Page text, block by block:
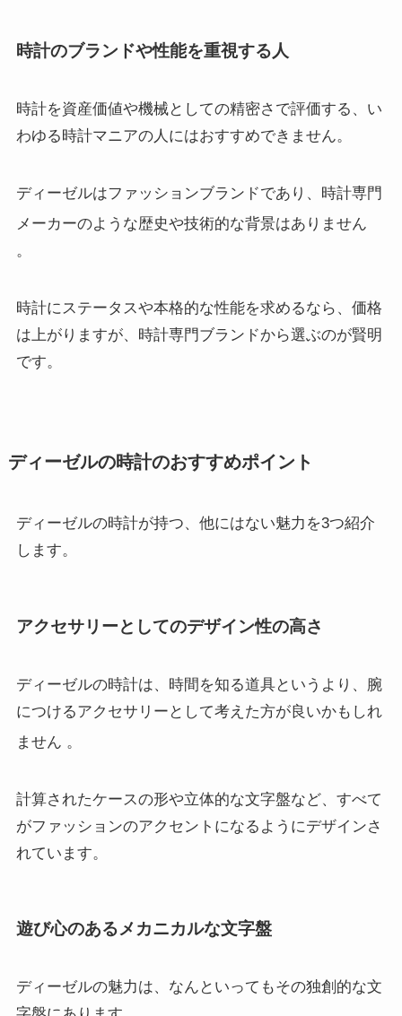
時計のブランドや性能を重視する人
時計を資産価値や機械としての精密さで評価する、い
わゆる時計マニアの人にはおすすめできません。
ディーゼルはファッションブランドであり、時計専門
メーカーのような歴史や技術的な背景はありません
。
時計にステータスや本格的な性能を求めるなら、価格
は上がりますが、時計専門ブランドから選ぶのが賢明
です。
ディーゼルの時計のおすすめポイント
ディーゼルの時計が持つ、他にはない魅力を3つ紹介
します。
アクセサリーとしてのデザイン性の高さ
ディーゼルの時計は、時間を知る道具というより、腕
につけるアクセサリーとして考えた方が良いかもしれ
ません 。
計算されたケースの形や立体的な文字盤など、すべて
がファッションのアクセントになるようにデザインさ
れています。
遊び心のあるメカニカルな文字盤
ディーゼルの魅力は、なんといってもその独創的な文